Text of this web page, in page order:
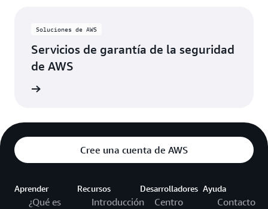
Soluciones de AWS
Servicios de garantía de la seguridad
de AWS
Cree una cuenta de AWS
Aprender
¿Qué es
Recursos
Introducción
Desarrolladores
Centro
Ayuda
Contacto